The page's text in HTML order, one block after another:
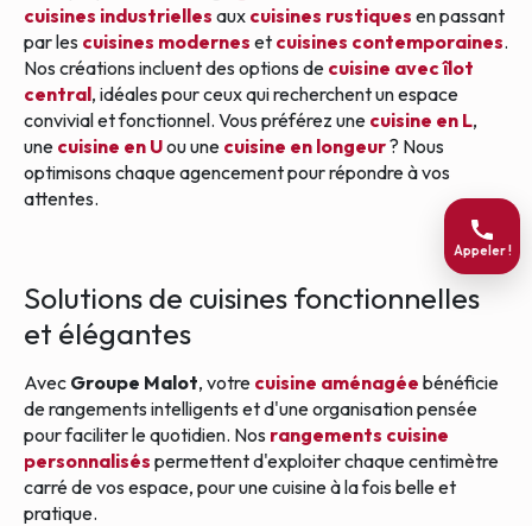
cuisines industrielles aux cuisines rustiques en passant
par les cuisines modernes et cuisines contemporaines.
Nos créations incluent des options de cuisine avec îlot
central, idéales pour ceux qui recherchent un espace
convivial et fonctionnel. Vous préférez une cuisine en L,
une cuisine en Uou une cuisine en longeur? Nous
optimisons chaque agencement pour répondre à vos
attentes.
Solutions de cuisines fonctionnelles
et élégantes
Avec Groupe Malot, votre cuisine aménagée bénéficie
de rangements intelligents et d'une organisation pensée
pour faciliter le quotidien. Nos rangements cuisine
personnalisés permettent d'exploiter chaque centimètre
carré de vos espace, pour une cuisine à la fois belle et
pratique.
Appeler !